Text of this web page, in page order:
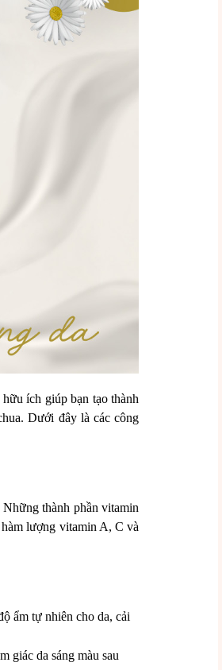
ích giúp bạn tạo thành
Dưới đây là các công
thành phần vitamin
hàm lượng vitamin A, C và
ẩm tự nhiên cho da, cải
giác da sáng màu sau